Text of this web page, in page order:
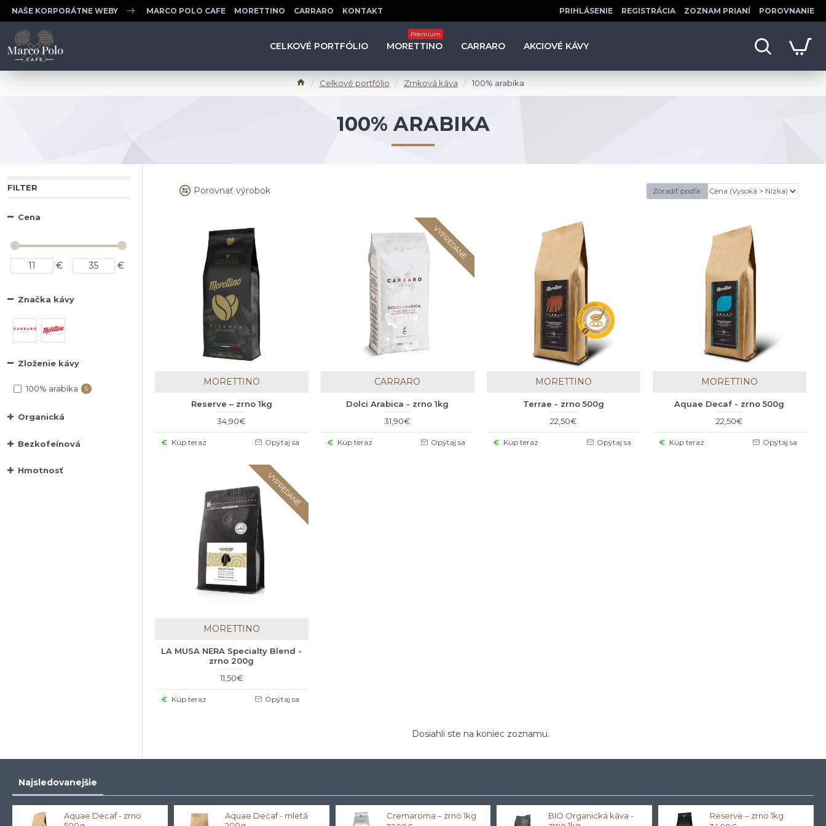
NAŠE KORPORÁTNE WEBY MARCO POLO CAFE MORETTINO CARRARO KONTAKT PRIHLÁSENIE REGISTRÁCIA ZOZNAM PRIANÍ POROVNANIE
CELKOVÉ PORTFÓLIO MORETTINO
Premium
CARRARO AKCIOVÉ KÁVY
Celkové portfólio Zrnková káva 100% arabika
100% ARABIKA
FILTER
Cena
€ €
Značka kávy
Bezkofeínová
Organická
Hmotnosť
Zloženie kávy
100% arabika 5
Porovnať výrobok Zoradiť podľa:
MORETTINO
Reserve – zrno 1kg
34,90€
Kúp teraz Opýtaj sa
VYPREDANÉ
CARRARO
Dolci Arabica - zrno 1kg
31,90€
Kúp teraz Opýtaj sa
MORETTINO
Terrae - zrno 500g
22,50€
Kúp teraz Opýtaj sa
MORETTINO
Aquae Decaf - zrno 500g
22,50€
Kúp teraz Opýtaj sa
VYPREDANÉ
MORETTINO
LA MUSA NERA Specialty Blend -
zrno 200g
11,50€
Kúp teraz Opýtaj sa
Dosiahli ste na koniec zoznamu.
Najsledovanejšie
Aquae Decaf - zrno
Aquae Decaf - mletá
Cremaroma – zrno 1kg
BIO Organická káva -
Reserve – zrno 1kg